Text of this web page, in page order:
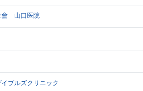
會 山口医院
ブルズクリニック